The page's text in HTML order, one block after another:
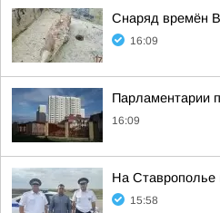
Снаряд времён
16:09
Парламентарии
16:09
На Ставрополье
15:58